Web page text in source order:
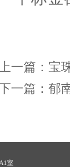
上一篇： 宝
一篇： 郁
室